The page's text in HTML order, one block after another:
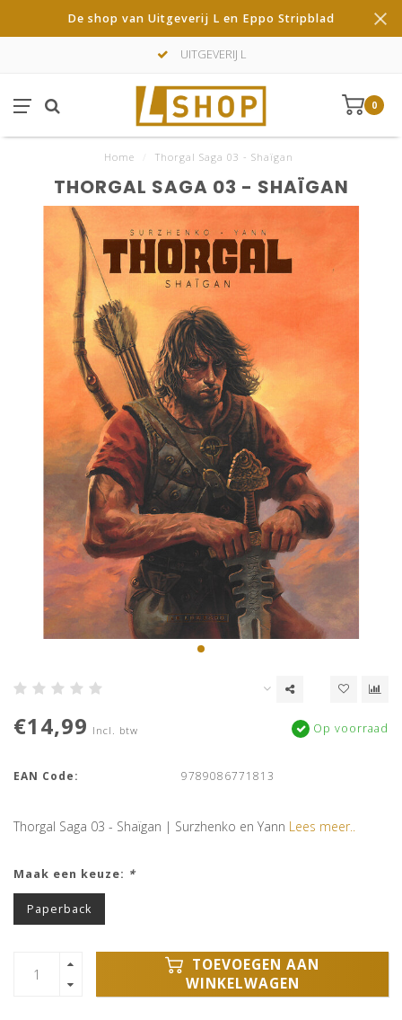
De shop van Uitgeverij L en Eppo Stripblad
UITGEVERIJ L
0
Home Thorgal Saga 03 - Shaïgan
THORGAL SAGA 03 - SHAÏGAN
€14,99 Incl. btw Op voorraad
EAN Code: 9789086771813
Thorgal Saga 03 - Shaïgan | Surzhenko en Yann Lees meer..
Maak een keuze: *
Paperback
TOEVOEGEN AAN
WINKELWAGEN